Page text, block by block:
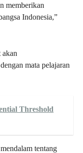
memberikan
Indonesia,”
akan
mata pelajaran
Threshold
tentang